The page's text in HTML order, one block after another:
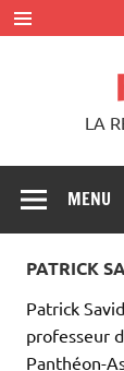
Skip
to
content
LA
MENU
PATRICK
Patrick
professeur
Panthéon-